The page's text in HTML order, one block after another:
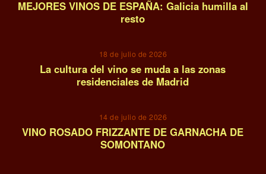
MEJORES VINOS DE ESPAÑA: Galicia humilla al
resto
18 de julio de 2026
La cultura del vino se muda a las zonas
residenciales de Madrid
14 de julio de 2026
VINO ROSADO FRIZZANTE DE GARNACHA DE
SOMONTANO